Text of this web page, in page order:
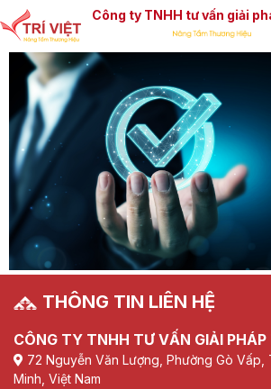
Công ty TNHH tư vấn giải
THÔNG TIN LIÊN HỆ
CÔNG TY TNHH TƯ VẤN GIẢI PHÁP
72 Nguyễn Văn Lượng, Phường Gò Vấp,
Minh, Việt Nam